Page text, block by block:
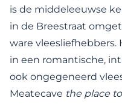
is de middeleeuwse
in de Breestraat
ware vleesliefhebbers.
in een romantische,
ook ongegeneerd
Meatecave the place